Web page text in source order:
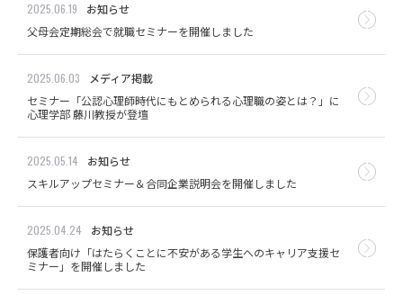
2025.06.19
お知らせ
父母会定期総会で就職セミナーを開催しました
2025.06.03
メディア掲載
セミナー「公認心理師時代にもとめられる心理職の姿とは？」に
心理学部 藤川教授が登壇
2025.05.14
お知らせ
スキルアップセミナー＆合同企業説明会を開催しました
2025.04.24
お知らせ
保護者向け「はたらくことに不安がある学生へのキャリア支援セ
ミナー」を開催しました